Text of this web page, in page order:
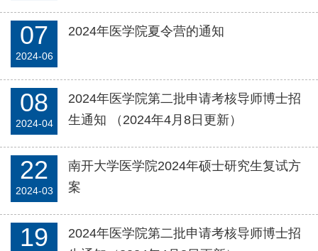
07
2024-06
2024年医学院夏令营的通知
08
2024-04
2024年医学院第二批申请考核导师博士招
生通知 （2024年4月8日更新）
22
2024-03
南开大学医学院2024年硕士研究生复试方
案
19
2024年医学院第二批申请考核导师博士招